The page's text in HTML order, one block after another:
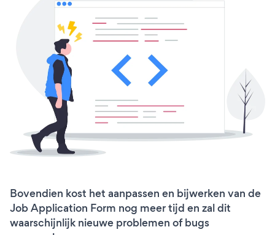
Bovendien kost het aanpassen en bijwerken van de
Job Application Form nog meer tijd en zal dit
waarschijnlijk nieuwe problemen of bugs